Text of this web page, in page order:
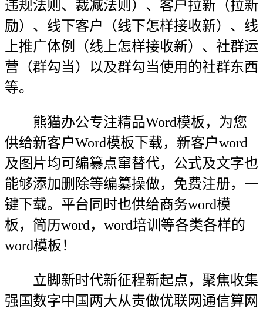
违规法则、裁减法则）、客户拉新（拉新
励）、线下客户（线下怎样接收新）、线
上推广体例（线上怎样接收新）、社群运
营（群勾当）以及群勾当使用的社群东西
等。
熊猫办公专注精品Word模板，为您
供给新客户Word模板下载，新客户word
及图片均可编纂点窜替代，公式及文字也
能够添加删除等编纂操做，免费注册，一
键下载。平台同时也供给商务word模
板，简历word，word培训等各类各样的
word模板！
立脚新时代新征程新起点，聚焦收集
强国数字中国两大从责做优联网通信算网